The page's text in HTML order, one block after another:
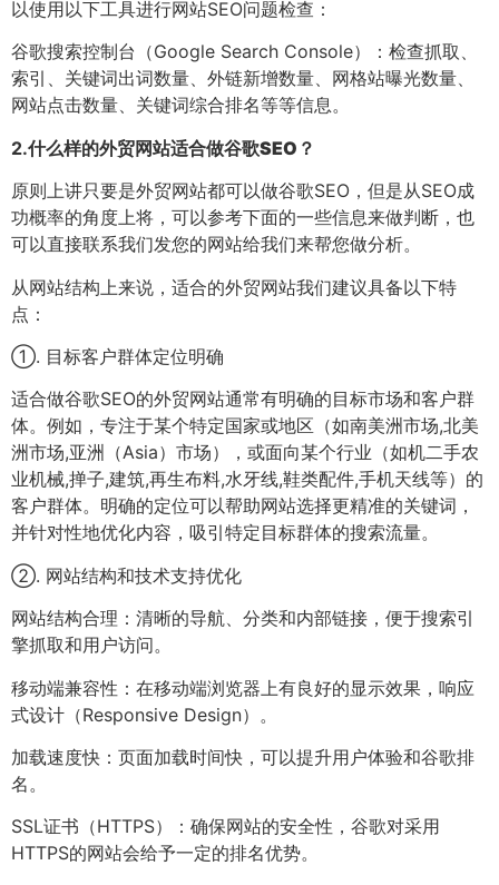
以使用以下工具进行网站SEO问题检查：
谷歌搜索控制台（Google Search Console）：检查抓取、
索引、关键词出词数量、外链新增数量、网格站曝光数量、
网站点击数量、关键词综合排名等等信息。
2.什么样的外贸网站适合做谷歌SEO？
原则上讲只要是外贸网站都可以做谷歌SEO，但是从SEO成
功概率的角度上将，可以参考下面的一些信息来做判断，也
可以直接联系我们发您的网站给我们来帮您做分析。
从网站结构上来说，适合的外贸网站我们建议具备以下特
点：
①. 目标客户群体定位明确
适合做谷歌SEO的外贸网站通常有明确的目标市场和客户群
体。例如，专注于某个特定国家或地区（如南美洲市场,北美
洲市场,亚洲（Asia）市场），或面向某个行业（如机二手农
业机械,掸子,建筑,再生布料,水牙线,鞋类配件,手机天线等）的
客户群体。明确的定位可以帮助网站选择更精准的关键词，
并针对性地优化内容，吸引特定目标群体的搜索流量。
②. 网站结构和技术支持优化
网站结构合理：清晰的导航、分类和内部链接，便于搜索引
擎抓取和用户访问。
移动端兼容性：在移动端浏览器上有良好的显示效果，响应
式设计（Responsive Design）。
加载速度快：页面加载时间快，可以提升用户体验和谷歌排
名。
SSL证书（HTTPS）：确保网站的安全性，谷歌对采用
HTTPS的网站会给予一定的排名优势。